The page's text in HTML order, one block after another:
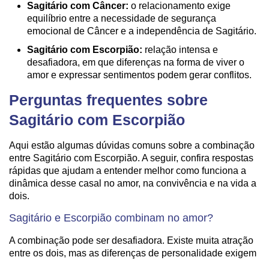
Sagitário com Câncer: o relacionamento exige
equilíbrio entre a necessidade de segurança
emocional de Câncer e a independência de Sagitário.
Sagitário com Escorpião: relação intensa e
desafiadora, em que diferenças na forma de viver o
amor e expressar sentimentos podem gerar conflitos.
Perguntas frequentes sobre
Sagitário com Escorpião
Aqui estão algumas dúvidas comuns sobre a combinação
entre Sagitário com Escorpião. A seguir, confira respostas
rápidas que ajudam a entender melhor como funciona a
dinâmica desse casal no amor, na convivência e na vida a
dois.
Sagitário e Escorpião combinam no amor?
A combinação pode ser desafiadora. Existe muita atração
entre os dois, mas as diferenças de personalidade exigem